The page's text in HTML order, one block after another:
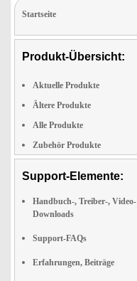
Startseite
Produkt-Übersicht:
Aktuelle Produkte
Ältere Produkte
Alle Produkte
Zubehör Produkte
Support-Elemente:
Handbuch-, Treiber-, Video-
Downloads
Support-FAQs
Erfahrungen, Beiträge